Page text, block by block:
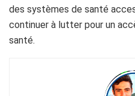
des systèmes de santé
continuer à lutter pour un
santé.